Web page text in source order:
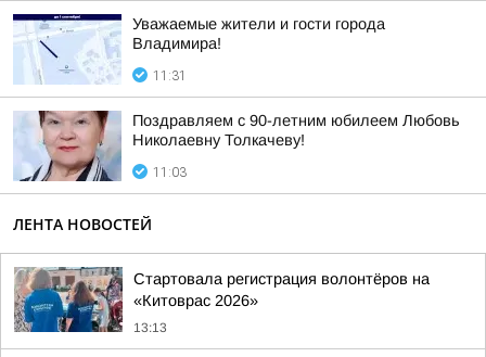
Уважаемые жители и гости города
Владимира!
11:31
Поздравляем с 90-летним юбилеем Любовь
Николаевну Толкачеву!
11:03
ЛЕНТА НОВОСТЕЙ
Стартовала регистрация волонтёров на
«Китоврас 2026»
13:13